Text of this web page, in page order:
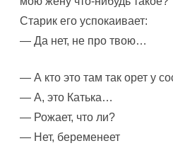
Старик его успокаивает:
— Да нет, не про твою…
— А кто это там так орет у
— А, это Катька…
— Рожает, что ли?
— Нет, беременеет